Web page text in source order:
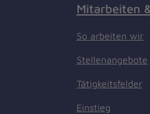
Mitarbeiten
So arbeiten wir
Stellenangebote
Tätigkeitsfelder
Einstieg